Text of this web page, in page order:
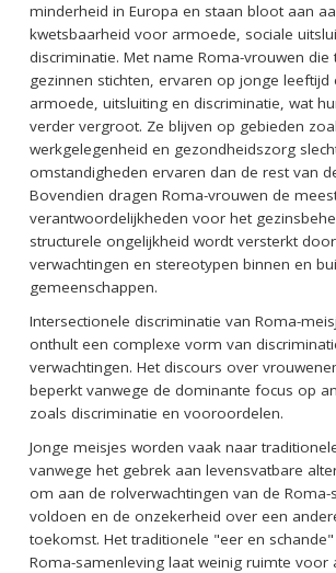
minderheid in Europa en staan bloot aan
kwetsbaarheid voor armoede, sociale
discriminatie. Met name Roma-vrouwen die
gezinnen stichten, ervaren op jonge leeftijd
armoede, uitsluiting en discriminatie, wat
verder vergroot. Ze blijven op gebieden
werkgelegenheid en gezondheidszorg
omstandigheden ervaren dan de rest van
Bovendien dragen Roma-vrouwen de
verantwoordelijkheden voor het
structurele ongelijkheid wordt versterkt
verwachtingen en stereotypen binnen en
gemeenschappen.
Intersectionele discriminatie van Roma-
onthult een complexe vorm van
verwachtingen. Het discours over
beperkt vanwege de dominante focus op
zoals discriminatie en vooroordelen.
Jonge meisjes worden vaak naar
vanwege het gebrek aan levensvatbare
om aan de rolverwachtingen van de Roma-
voldoen en de onzekerheid over een
toekomst. Het traditionele "eer en
Roma-samenleving laat weinig ruimte voor